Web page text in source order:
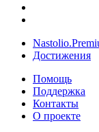
Достижения
Помощь
Поддержка
Контакты
О проекте